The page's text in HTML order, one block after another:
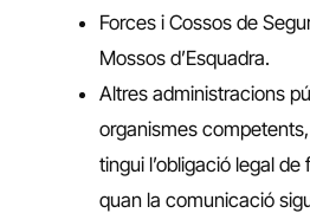
Forces i Cossos de
Mossos d’Esquadra.
Altres administracions
organismes
tingui l’obligació legal
quan la comunicació